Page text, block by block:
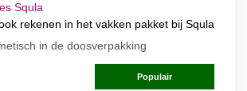
Squla
rekenen in het vakken pakket bij Squla
in de doosverpakking
Populair